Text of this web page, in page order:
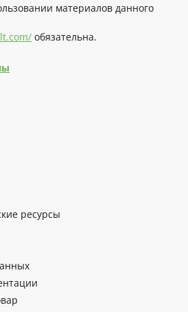
материалов данного
обязательна.
ресурсы